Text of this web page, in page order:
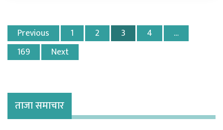
Posts
pagination
Previous 1 2 3 4
…
169
Next
ताजा समाचार